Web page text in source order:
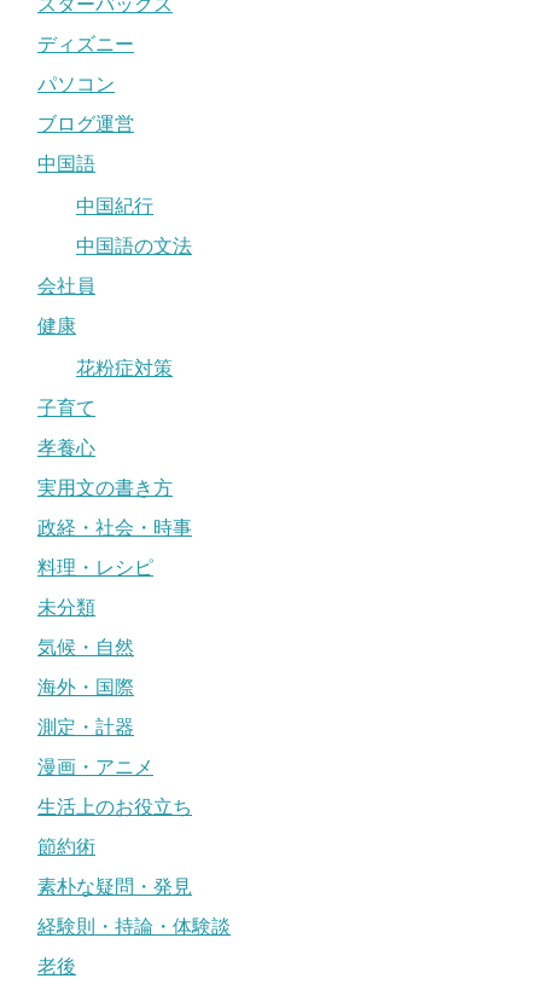
ディズニー
パソコン
ブログ運営
中国語
中国紀行
中国語の文法
会社員
健康
花粉症対策
子育て
孝養心
実用文の書き方
政経・社会・時事
料理・レシピ
未分類
気候・自然
海外・国際
測定・計器
漫画・アニメ
生活上のお役立ち
節約術
素朴な疑問・発見
経験則・持論・体験談
老後